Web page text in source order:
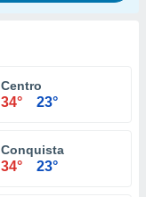
Centro
34° 23°
Conquista
34° 23°